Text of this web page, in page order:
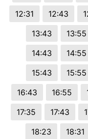
12:31
12:43
13:43
13:55
14:43
14:55
15:43
15:55
16:43
16:55
17:35
17:43
18:23
18:31